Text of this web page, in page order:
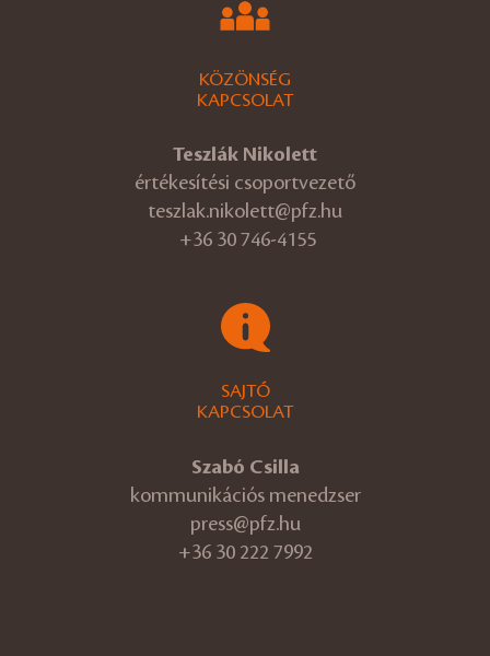
KÖZÖNSÉG
KAPCSOLAT
Teszlák Nikolett
értékesítési csoportvezető
teszlak.nikolett@pfz.hu
+36 30 746-4155
SAJTÓ
KAPCSOLAT
Szabó Csilla
kommunikációs menedzser
press@pfz.hu
+36 30 222 7992